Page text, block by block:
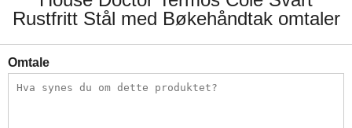
Rustfritt Stål med Bøkehåndtak omtaler
Omtale